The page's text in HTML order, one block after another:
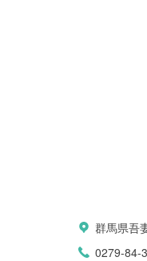
群馬県吾
0279-84-